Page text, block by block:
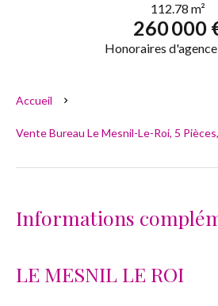
112.78 m²
260 000
Honoraires
Accueil
Vente Bureau Le Mesnil-Le-Roi, 5
Informations
LE MESNIL LE ROI